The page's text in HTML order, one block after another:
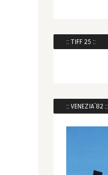
:: TIFF 25 ::
:: VENEZIA´82 ::